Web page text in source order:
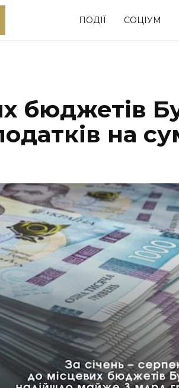
ПОДІЇ СОЦІУМ
Соціум
УКРАЇНИ
бюджетів
на